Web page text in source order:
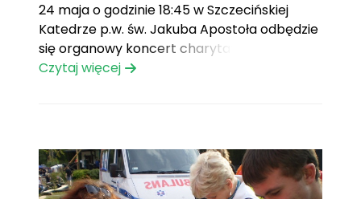
24 maja o godzinie 18:45 w Szczecińskiej
Katedrze p.w. św. Jakuba Apostoła odbędzie
się organowy koncert charytatywny Kevina
Duggana.
Czytaj więcej